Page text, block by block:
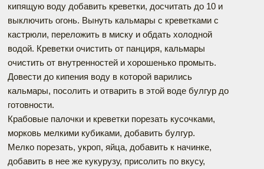
кипящую воду добавить креветки, досчитать до 10 и
выключить огонь. Вынуть кальмары с креветками с
кастрюли, переложить в миску и обдать холодной
водой. Креветки очистить от панциря, кальмары
очистить от внутренностей и хорошенько промыть.
Довести до кипения воду в которой варились
кальмары, посолить и отварить в этой воде булгур до
готовности.
Крабовые палочки и креветки порезать кусочками,
морковь мелкими кубиками, добавить булгур.
Мелко порезать, укроп, яйца, добавить к начинке,
добавить в нее же кукурузу, присолить по вкусу,